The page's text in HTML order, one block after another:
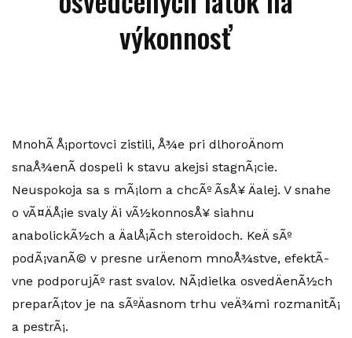
výkonnosť
MnohÃ­ Å¡portovci zistili, Å¾e pri dlhoroÄnom
snaÅ¾enÃ­ dospeli k stavu akejsi stagnÃ¡cie.
Neuspokoja sa s mÃ¡lom a chcÃº Ã­sÅ¥ Äalej. V snahe
o vÃ¤ÄÅ¡ie svaly Äi vÃ½konnosÅ¥ siahnu
anabolickÃ½ch a ÄalÅ¡Ã­ch steroidoch. KeÄ sÃº
podÃ¡vanÃ© v presne urÄenom mnoÅ¾stve, efektÃ­
vne podporujÃº rast svalov. NÃ¡dielka osvedÄenÃ½ch
preparÃ¡tov je na sÃºÄasnom trhu veÄ¾mi rozmanitÃ¡
a pestrÃ¡.